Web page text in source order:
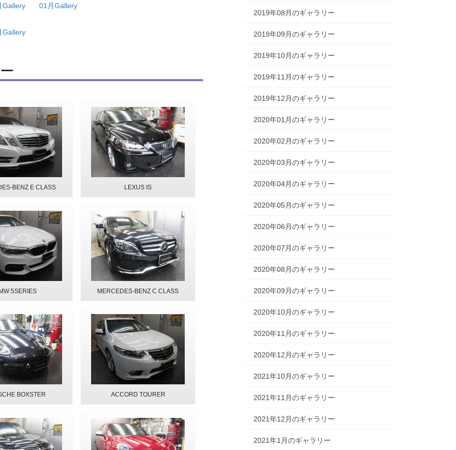
Gallery
01月Gallery
Gallery
BENZ E CLASS LEXUS IS
5SERIES MERCEDES-BENZ C CLASS
BOXSTER ACCORD TOURER
2019年08月のギャラリー
2019年09月のギャラリー
2019年10月のギャラリー
2019年11月のギャラリー
2019年12月のギャラリー
2020年01月のギャラリー
2020年02月のギャラリー
2020年03月のギャラリー
2020年04月のギャラリー
2020年05月のギャラリー
2020年06月のギャラリー
2020年07月のギャラリー
2020年08月のギャラリー
2020年09月のギャラリー
2020年10月のギャラリー
2020年11月のギャラリー
2020年12月のギャラリー
2021年10月のギャラリー
2021年11月のギャラリー
2021年12月のギャラリー
2021年1月のギャラリー